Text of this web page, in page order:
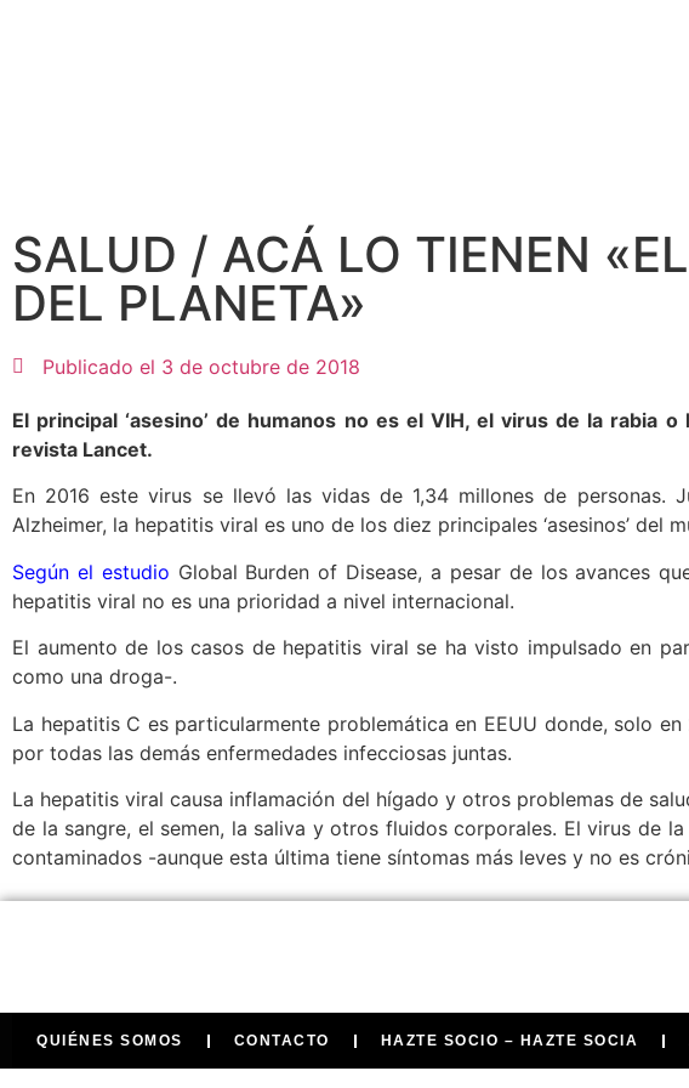
SALUD / ACÁ LO TIENEN
DEL PLANETA»
Publicado el 3 de octubre de 2018
El principal ‘asesino’ de humanos no es el VIH, el virus de la rabia
revista Lancet.
En 2016 este virus se llevó las vidas de 1,34 millones de
Alzheimer, la hepatitis viral es uno de los diez principales ‘asesinos’ del
Según el estudio Global Burden of Disease, a pesar de los avances
hepatitis viral no es una prioridad a nivel internacional.
El aumento de los casos de hepatitis viral se ha visto impulsado en
como una droga-.
La hepatitis C es particularmente problemática en EEUU donde, solo
por todas las demás enfermedades infecciosas juntas.
La hepatitis viral causa inflamación del hígado y otros problemas de
de la sangre, el semen, la saliva y otros fluidos corporales. El virus de
contaminados -aunque esta última tiene síntomas más leves y no es
QUIÉNES SOMOS CONTACTO HAZTE SOCIO – HAZTE SOCIA